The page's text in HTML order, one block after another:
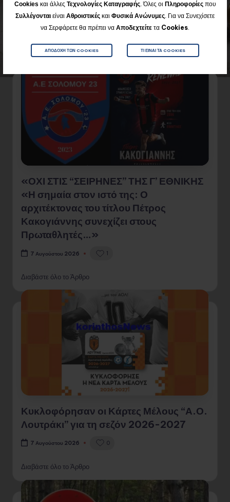
Cookies και άλλες Τεχνολογίες Καταγραφής. Όλες οι Πληροφορίεςπου
Συλλέγονται είναι Αθροιστικές και Φυσικά Ανώνυμες Για να Συνεχίσετε
να Σερφάρετε θα πρέπει να Αποδεχτείτε τα Cookies
ΑΠΟΔΟΧΉ ΤΩΝ COOKIES ΤΙ ΕΊΝΑΙ ΤΑ COOKIES
στον Κάβο Ισθμίας
7 Αυγούστου 2026
Διαβάστε όλο το Άρθρο
«ΟΧΙ ΣΤΙΣ “ΣΕΙΡΗΝΕΣ” ΤΗΣ Γ’ ΕΘΝΙΚΗΣ
«Η σημαία στον ιστό της: Ο
αρχιτέκτονας του τίτλου Πέτρος
Κακογιάννης συνεχίζει στους
Πρωταθλητές…»
7 Αυγούστου 2026 1
Διαβάστε όλο το Άρθρο
Κυκλοφόρησαν οι Κάρτες Μέλους “Α.Ο.
Λουτράκι” για τη σεζόν 2026-2027
7 Αυγούστου 2026 0
Διαβάστε όλο το Άρθρο